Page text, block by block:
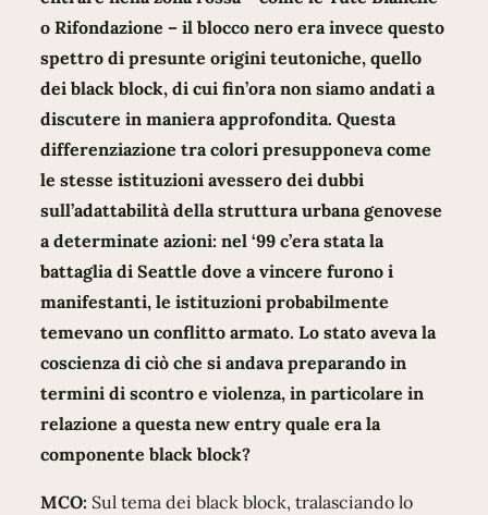
o Rifondazione – il blocco nero era invece questo
spettro di presunte origini teutoniche, quello
dei black block, di cui fin’ora non siamo andati a
discutere in maniera approfondita. Questa
differenziazione tra colori presupponeva come
le stesse istituzioni avessero dei dubbi
sull’adattabilità della struttura urbana genovese
a determinate azioni: nel ‘99 c’era stata la
battaglia di Seattle dove a vincere furono i
manifestanti, le istituzioni probabilmente
temevano un conflitto armato. Lo stato aveva la
coscienza di ciò che si andava preparando in
termini di scontro e violenza, in particolare in
relazione a questa new entry quale era la
componente black block?
MCO: Sul tema dei black block, tralasciando lo